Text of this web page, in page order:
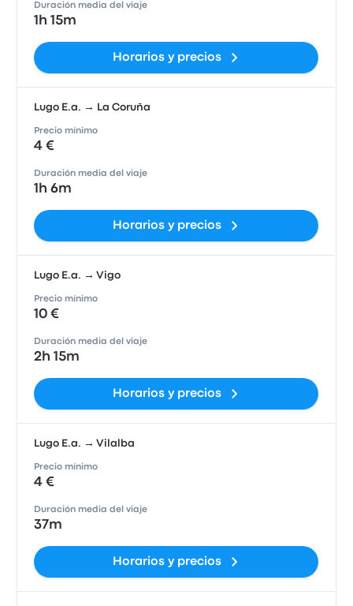
Duración media del viaje
1h 15m
Horarios y precios
Lugo E.a. → La Coruña
Precio mínimo
4 €
Duración media del viaje
1h 6m
Horarios y precios
Lugo E.a. → Vigo
Precio mínimo
10 €
Duración media del viaje
2h 15m
Horarios y precios
Lugo E.a. → Vilalba
Precio mínimo
4 €
Duración media del viaje
37m
Horarios y precios